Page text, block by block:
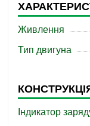
Живлення
Тип двигуна
Індикатор